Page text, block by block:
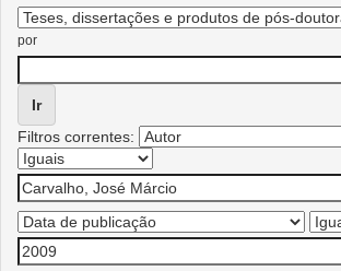
por
Filtros correntes: